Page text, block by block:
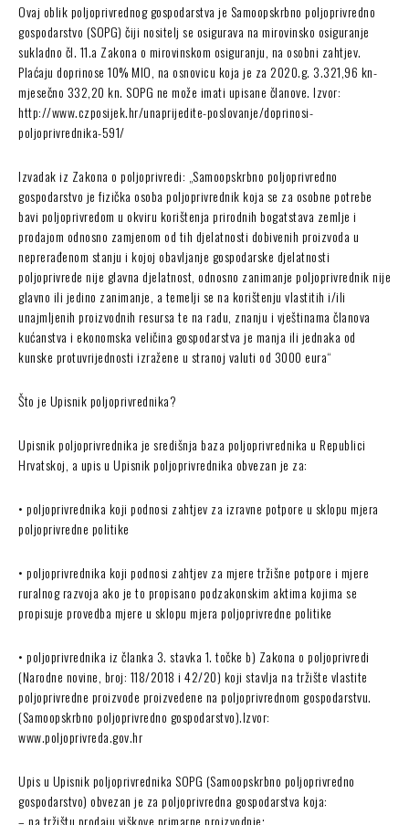
Ovaj oblik poljoprivrednog gospodarstva je Samoopskrbno poljoprivredno
gospodarstvo (SOPG) čiji nositelj se osigurava na mirovinsko osiguranje
sukladno čl. 11.a Zakona o mirovinskom osiguranju, na osobni zahtjev.
Plaćaju doprinose 10% MIO, na osnovicu koja je za 2020.g. 3.321,96 kn-
mjesečno 332,20 kn. SOPG ne može imati upisane članove. Izvor:
http://www.czposijek.hr/unaprijedite-poslovanje/doprinosi-
poljoprivrednika-591/
Izvadak iz Zakona o poljoprivredi: „Samoopskrbno poljoprivredno
gospodarstvo je fizička osoba poljoprivrednik koja se za osobne potrebe
bavi poljoprivredom u okviru korištenja prirodnih bogatstava zemlje i
prodajom odnosno zamjenom od tih djelatnosti dobivenih proizvoda u
neprerađenom stanju i kojoj obavljanje gospodarske djelatnosti
poljoprivrede nije glavna djelatnost, odnosno zanimanje poljoprivrednik nije
glavno ili jedino zanimanje, a temelji se na korištenju vlastitih i/ili
unajmljenih proizvodnih resursa te na radu, znanju i vještinama članova
kućanstva i ekonomska veličina gospodarstva je manja ili jednaka od
kunske protuvrijednosti izražene u stranoj valuti od 3000 eura“
Što je Upisnik poljoprivrednika?
Upisnik poljoprivrednika je središnja baza poljoprivrednika u Republici
Hrvatskoj, a upis u Upisnik poljoprivrednika obvezan je za:
• poljoprivrednika koji podnosi zahtjev za izravne potpore u sklopu mjera
poljoprivredne politike
• poljoprivrednika koji podnosi zahtjev za mjere tržišne potpore i mjere
ruralnog razvoja ako je to propisano podzakonskim aktima kojima se
propisuje provedba mjere u sklopu mjera poljoprivredne politike
• poljoprivrednika iz članka 3. stavka 1. točke b) Zakona o poljoprivredi
(Narodne novine, broj: 118/2018 i 42/20) koji stavlja na tržište vlastite
poljoprivredne proizvode proizvedene na poljoprivrednom gospodarstvu.
(Samoopskrbno poljoprivredno gospodarstvo).Izvor:
www.poljoprivreda.gov.hr
Upis u Upisnik poljoprivrednika SOPG (Samoopskrbno poljoprivredno
gospodarstvo) obvezan je za poljoprivredna gospodarstva koja:
– na tržištu prodaju viškove primarne proizvodnje;